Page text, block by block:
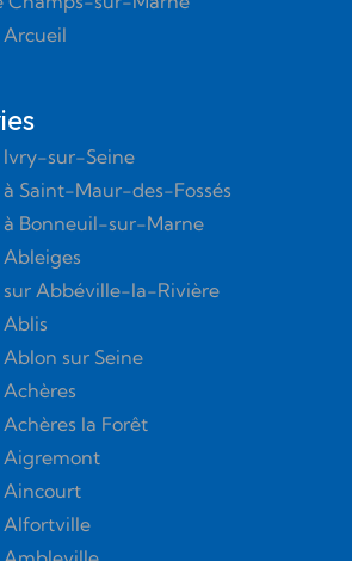
Ivry-sur-Seine
Saint-Maur-des-Fossés
Bonneuil-sur-Marne
sur Abbéville-la-Rivière
sur Seine
la Forêt
Aigremont
Aincourt
Alfortville